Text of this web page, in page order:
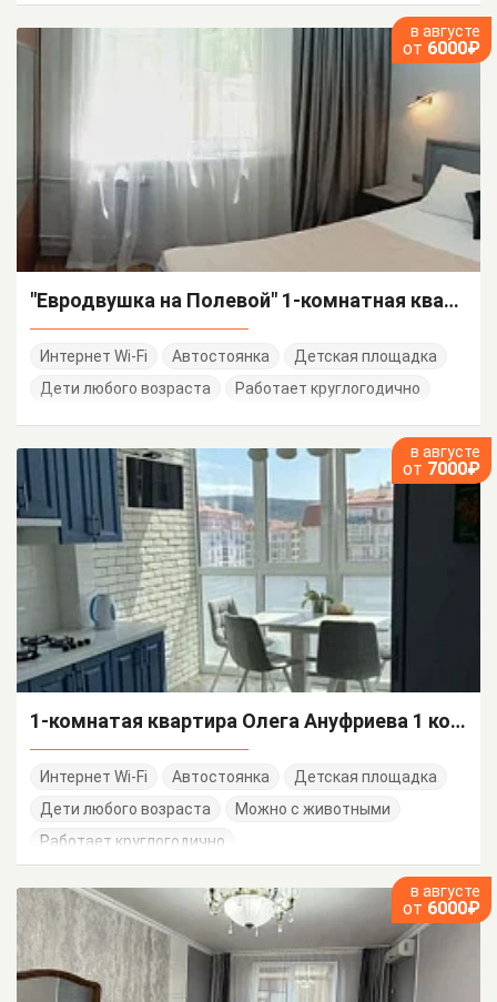
в августе
от 6000₽
"Евродвушка на Полевой" 1-комнатная квартира
Интернет Wi-Fi Автостоянка
Детская площадка
Дети любого возраста
Работает круглогодично
в августе
от 7000₽
1-комнатая квартира Олега Ануфриева 1 корп 3
Интернет Wi-Fi Автостоянка
Детская площадка
Дети любого возраста
Можно с животными
Работает круглогодично
в августе
от 6000₽